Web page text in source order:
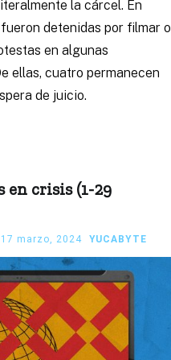
la cárcel. En
detenidas por filmar o
en algunas
ellas, cuatro permanecen
de juicio.
en crisis (1-29
17 marzo, 2024 YUCABYTE